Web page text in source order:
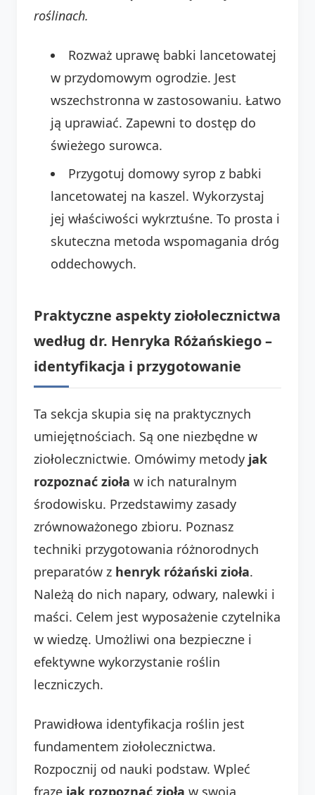
roślinach.
Rozważ uprawę babki lancetowatej
w przydomowym ogrodzie. Jest
wszechstronna w zastosowaniu. Łatwo
ją uprawiać. Zapewni to dostęp do
świeżego surowca.
Przygotuj domowy syrop z babki
lancetowatej na kaszel. Wykorzystaj
jej właściwości wykrztuśne. To prosta i
skuteczna metoda wspomagania dróg
oddechowych.
Praktyczne aspekty ziołolecznictwa
według dr. Henryka Różańskiego –
identyfikacja i przygotowanie
Ta sekcja skupia się na praktycznych
umiejętnościach. Są one niezbędne w
ziołolecznictwie. Omówimy metody jak
rozpoznać zioła w ich naturalnym
środowisku. Przedstawimy zasady
zrównoważonego zbioru. Poznasz
techniki przygotowania różnorodnych
preparatów z henryk różański zioła.
Należą do nich napary, odwary, nalewki i
maści. Celem jest wyposażenie czytelnika
w wiedzę. Umożliwi ona bezpieczne i
efektywne wykorzystanie roślin
leczniczych.
Prawidłowa identyfikacja roślin jest
fundamentem ziołolecznictwa.
Rozpocznij od nauki podstaw. Wpleć
frazę jak rozpoznać zioła w swoją